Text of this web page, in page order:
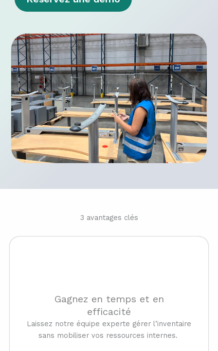
3 avantages clés
Gagnez en temps et en
efficacité
Laissez notre équipe experte gérer l’inventaire
sans mobiliser vos ressources internes.